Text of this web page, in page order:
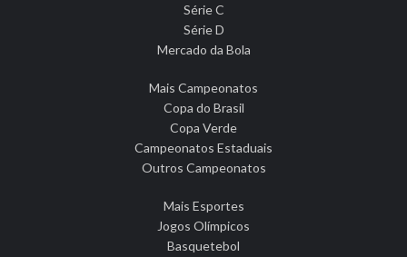
Série C
Série D
Mercado da Bola
Mais Campeonatos
Copa do Brasil
Copa Verde
Campeonatos Estaduais
Outros Campeonatos
Mais Esportes
Jogos Olímpicos
Basquetebol